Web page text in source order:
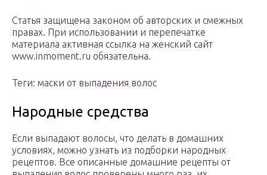
Статья защищена законом об авторских и смежных
правах. При использовании и перепечатке
материала активная ссылка на женский сайт
www.inmoment.ru обязательна.
Теги: маски от выпадения волос
Народные средства
Если выпадают волосы, что делать в домашних
условиях, можно узнать из подборки народных
рецептов. Все описанные домашние рецепты от